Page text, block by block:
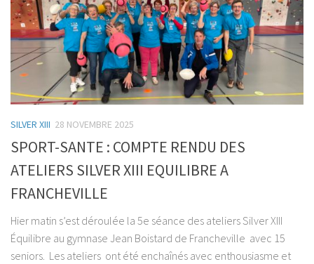
SILVER XIII 28 NOVEMBRE 2025
SPORT-SANTE : COMPTE RENDU DES
ATELIERS SILVER XIII EQUILIBRE A
FRANCHEVILLE
Hier matin s’est déroulée la 5e séance des ateliers Silver XIII
Équilibre au gymnase Jean Boistard de Francheville avec 15
seniors. Les ateliers ont été enchaînés avec enthousiasme et